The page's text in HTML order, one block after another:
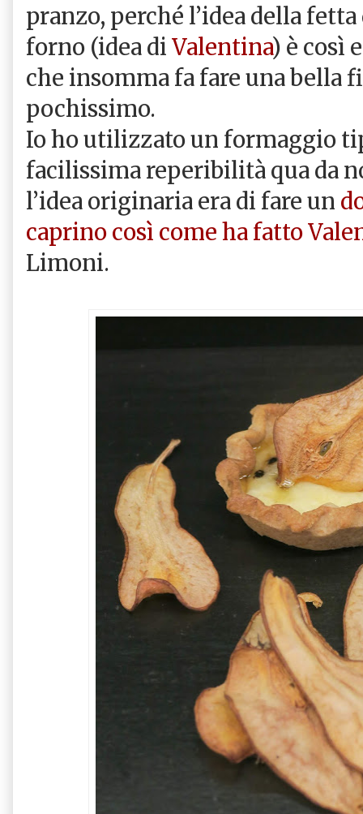
pranzo, perché l’idea della
forno (idea di Valentina) è così
che insomma fa fare una bella
pochissimo.
Io ho utilizzato un formaggio
facilissima reperibilità qua da
l’idea originaria era di fare un
caprino così come ha fatto
Limoni.